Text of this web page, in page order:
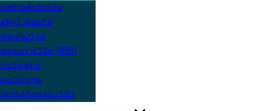
สร้างสำนักวิจัย
ทัศน์ พันธกิจ
ารงานวิจัย
รรมการวิจัย (IRB)
รวิชาการ
นวิชาการ
งการ/กิจกรรมวิจัย